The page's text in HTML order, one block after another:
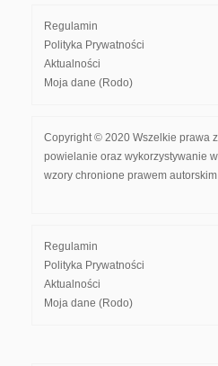
Regulamin
Polityka Prywatności
Aktualności
Moja dane (Rodo)
Copyright © 2020 Wszelkie prawa
powielanie oraz wykorzystywanie
wzory chronione prawem autorskim
Regulamin
Polityka Prywatności
Aktualności
Moja dane (Rodo)